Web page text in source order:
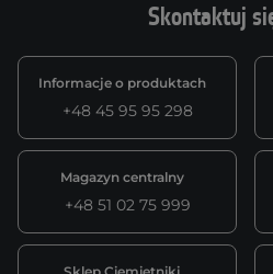
Skontaktuj
Informacje o produktach
+48 45 95 95 298
Magazyn centralny
+48 51 02 75 999